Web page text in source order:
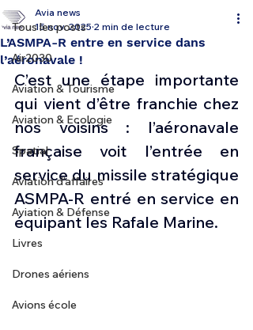
Tous les posts
Air2030
Aviation & Tourisme
Aviation & Ecologie
Spatial
Aviation d'affaires
Aviation & Défense
Livres
Drones aériens
Avions école
L’ASMPA-R entre en service dans
l’aéronavale !
Avia news
15 nov. 2025 2 min de lecture
C’est une étape importante
qui vient d’être franchie chez
nos voisins : l’aéronavale
française voit l’entrée en
service du missile stratégique
ASMPA-R entré en service en
équipant les Rafale Marine.